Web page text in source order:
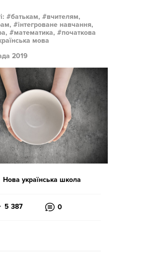
батькам,
вчителям,
інтегроване навчання,
математика,
початкова
мова
2019
Нова українська школа
5 387 0